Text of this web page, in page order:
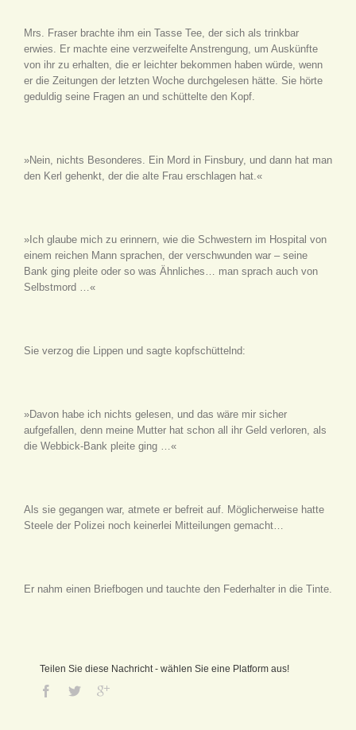
Mrs. Fraser brachte ihm ein Tasse Tee, der sich als trinkbar
erwies. Er machte eine verzweifelte Anstrengung, um Auskünfte
von ihr zu erhalten, die er leichter bekommen haben würde, wenn
er die Zeitungen der letzten Woche durchgelesen hätte. Sie hörte
geduldig seine Fragen an und schüttelte den Kopf.
»Nein, nichts Besonderes. Ein Mord in Finsbury, und dann hat man
den Kerl gehenkt, der die alte Frau erschlagen hat.«
»Ich glaube mich zu erinnern, wie die Schwestern im Hospital von
einem reichen Mann sprachen, der verschwunden war – seine
Bank ging pleite oder so was Ähnliches… man sprach auch von
Selbstmord …«
Sie verzog die Lippen und sagte kopfschüttelnd:
»Davon habe ich nichts gelesen, und das wäre mir sicher
aufgefallen, denn meine Mutter hat schon all ihr Geld verloren, als
die Webbick-Bank pleite ging …«
Als sie gegangen war, atmete er befreit auf. Möglicherweise hatte
Steele der Polizei noch keinerlei Mitteilungen gemacht…
Er nahm einen Briefbogen und tauchte den Federhalter in die Tinte.
Teilen Sie diese Nachricht - wählen Sie eine Platform aus!